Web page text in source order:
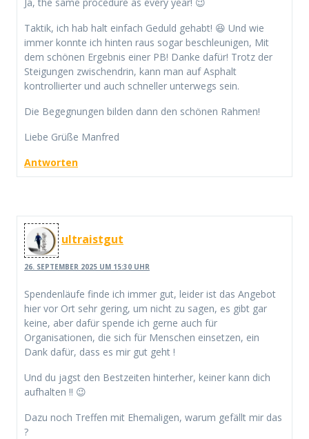
Taktik, ich hab halt einfach Geduld gehabt! 😆 Und wie
immer konnte ich hinten raus sogar beschleunigen, Mit
dem schönen Ergebnis einer PB! Danke dafür! Trotz der
Steigungen zwischendrin, kann man auf Asphalt
kontrollierter und auch schneller unterwegs sein.
Die Begegnungen bilden dann den schönen Rahmen!
Liebe Grüße Manfred
Antworten
ultraistgut
26. SEPTEMBER 2025 UM 15:30 UHR
Spendenläufe finde ich immer gut, leider ist das Angebot
hier vor Ort sehr gering, um nicht zu sagen, es gibt gar
keine, aber dafür spende ich gerne auch für
Organisationen, die sich für Menschen einsetzen, ein
Dank dafür, dass es mir gut geht !
Und du jagst den Bestzeiten hinterher, keiner kann dich
aufhalten !! 😉
Dazu noch Treffen mit Ehemaligen, warum gefällt mir das
?